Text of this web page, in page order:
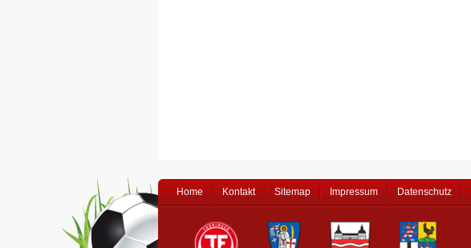
Home Kontakt Sitemap Impressum Datenschutz